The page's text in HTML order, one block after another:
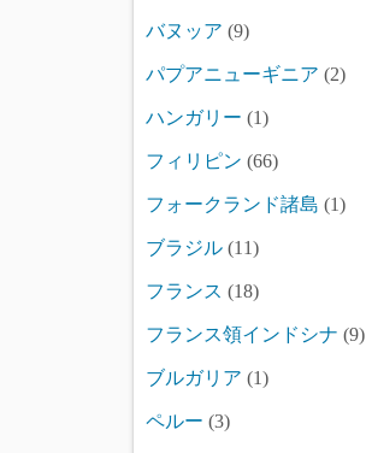
バヌッア (9)
パプアニューギニア (2)
ハンガリー (1)
フィリピン (66)
フォークランド諸島 (1)
ブラジル (11)
フランス (18)
フランス領インドシナ (9)
ブルガリア (1)
ペルー (3)